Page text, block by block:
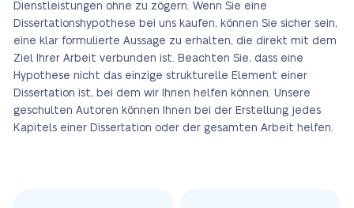
Dienstleistungen ohne zu zögern. Wenn Sie eine
Dissertationshypothese bei uns kaufen, können Sie sicher sein,
eine klar formulierte Aussage zu erhalten, die direkt mit dem
Ziel Ihrer Arbeit verbunden ist. Beachten Sie, dass eine
Hypothese nicht das einzige strukturelle Element einer
Dissertation ist, bei dem wir Ihnen helfen können. Unsere
geschulten Autoren können Ihnen bei der Erstellung jedes
Kapitels einer Dissertation oder der gesamten Arbeit helfen.